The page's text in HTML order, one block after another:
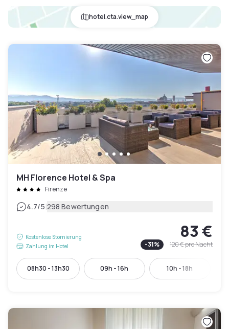
hotel.cta.view_map
MH Florence Hotel & Spa
Firenze
4.7/5|298 Bewertungen
Kostenlose Stornierung
Zahlung im Hotel
83 €
-31% 120 €pro Nacht
08h30 - 13h30 09h - 16h 10h - 18h